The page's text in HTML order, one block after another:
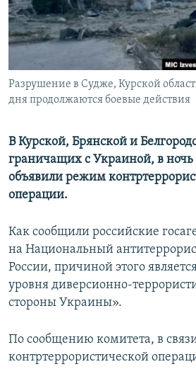
ПОБЕДИТЕЛЕЙ НЕ СУДЯТ?
КРЫМ.НЕПОКОРЕННЫЙ
ELIFBE
УКРАИНСКАЯ ПРОБЛЕМА КРЫМА
ПРИСОЕДИНЯЙТЕСЬ!
Все сайты RFE/RL
Разрушение в Судже, Курской
дня продолжаются боевые действия
В Курской, Брянской и
граничащих с Украиной, в ночь
объявили режим
операции.
Как сообщили российские
на Национальный
России, причиной этого
уровня диверсионно-
стороны Украины».
По сообщению комитета, в
контртеррористической